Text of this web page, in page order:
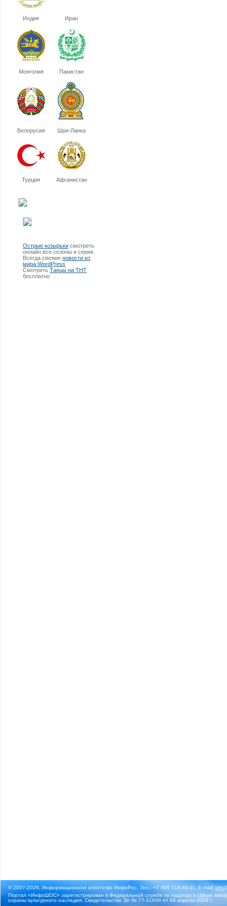
Индия Иран
Монголия Пакистан
Белорусия Шри-Ланка
Турция Афганистан
Острые козырьки смотреть
онлайн все сезоны и серии.
Всегда свежие новости из
мира WordPress
Смотреть Танцы на ТНТ
бесплатно
© 2007-2026, Информационное агентство ИнфоРос. Тел.: +7 495 718-84-11, E-mail:
Портал «ИнфоШОС» зарегистрирован в Федеральной службе по надзору в сфере
охраны культурного наследия. Свидетельство Эл № 77-31649 от 04 апреля 2008 г.